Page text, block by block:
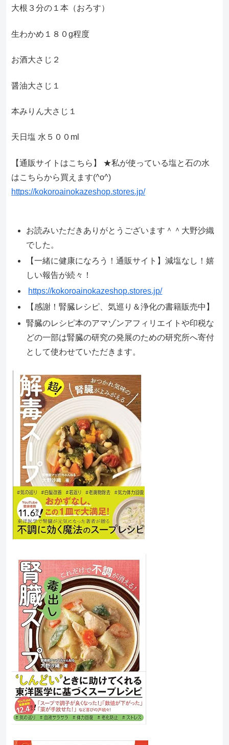
大根３分の１本（おろす）
生わかめ１８０g程度
お酒大さじ２
醤油大さじ１
本みりん大さじ１
天日塩 水５００ml
【通販サイトはこちら】 ★私が使っている塩と石の水
はこちらから買えます(^o^)
https://kokoroainokazeshop.stores.jp/
お読みいただきありがとうございます＾＾大野沙織
でした。
【一緒に健康になろう！通販サイト】減塩なし！嬉
しい報告が続々！
https://kokoroainokazeshop.stores.jp/
【感謝！腎臓レシピ、気巡り＆浄化の書籍販売中】
腎臓のレシピ本のアマゾンアフィリエイトや印税な
どの一部は腎臓の研究の発展のための研究所へ寄付
として使わせていただきます。